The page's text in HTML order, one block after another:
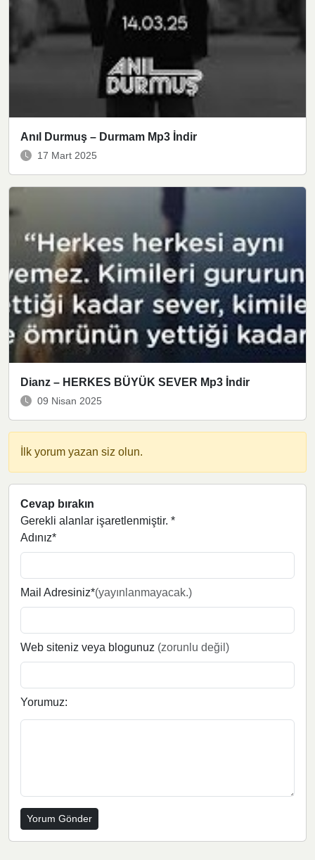
Anıl Durmuş – Durmam Mp3 İndir
17 Mart 2025
Dianz – HERKES BÜYÜK SEVER Mp3 İndir
09 Nisan 2025
İlk yorum yazan siz olun.
Cevap bırakın
Gerekli alanlar işaretlenmiştir. *
Adınız*
Mail Adresiniz*(yayınlanmayacak.)
Web siteniz veya blogunuz (zorunlu değil)
Yorumuz: